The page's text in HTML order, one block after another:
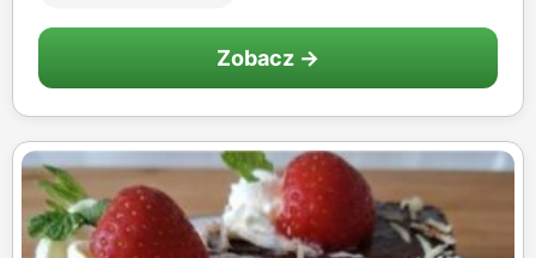
Zobacz →